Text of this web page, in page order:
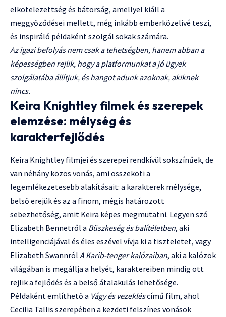
elkötelezettség és bátorság, amellyel kiáll a
meggyőződései mellett, még inkább emberközelivé teszi,
és inspiráló példaként szolgál sokak számára.
Az igazi befolyás nem csak a tehetségben, hanem abban a
képességben rejlik, hogy a platformunkat a jó ügyek
szolgálatába állítjuk, és hangot adunk azoknak, akiknek
nincs.
Keira Knightley filmek és szerepek
elemzése: mélység és
karakterfejlődés
Keira Knightley filmjei és szerepei rendkívül sokszínűek, de
van néhány közös vonás, ami összeköti a
legemlékezetesebb alakításait: a karakterek mélysége,
belső erejük és az a finom, mégis határozott
sebezhetőség, amit Keira képes megmutatni. Legyen szó
Elizabeth Bennetről a Büszkeség és balítéletben, aki
intelligenciájával és éles eszével vívja ki a tiszteletet, vagy
Elizabeth Swannról A Karib-tenger kalózaiban, aki a kalózok
világában is megállja a helyét, karaktereiben mindig ott
rejlik a fejlődés és a belső átalakulás lehetősége.
Példaként említhető a Vágy és vezekléscímű film, ahol
Cecilia Tallis szerepében a kezdeti felszínes vonások